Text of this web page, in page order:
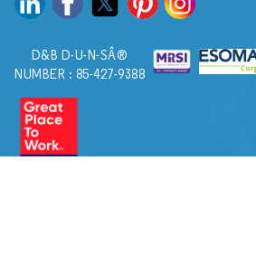
D&B D-U-N-SÂ®
NUMBER : 85-427-9388